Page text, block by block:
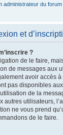
administrateur du forum
et
?
de le faire,
de messages aux
avoir accès
pas disponibles
de la
autres utilisateurs,
ne vous prend
de le faire.